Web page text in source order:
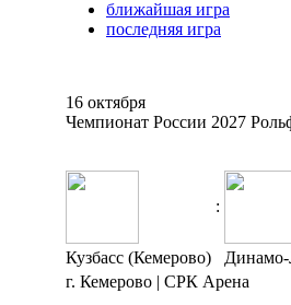
ближайшая игра
последняя игра
16 октября
Чемпионат России 2027
:
Кузбасс (Кемерово)
Динамо-
г. Кемерово | СРК Арена